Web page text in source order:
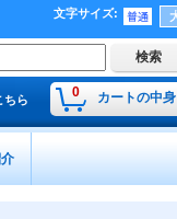
文字サイズ:
0 カートの中身
ちら